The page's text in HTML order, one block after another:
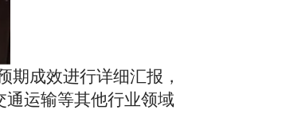
成效进行详细汇报，
通运输等其他行业领域